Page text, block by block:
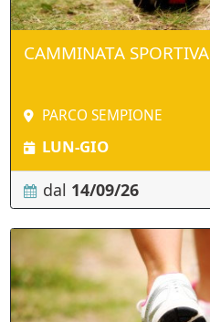
CAMMINATA SPORTIVA
PARCO SEMPIONE
LUN-GIO
dal 14/09/26